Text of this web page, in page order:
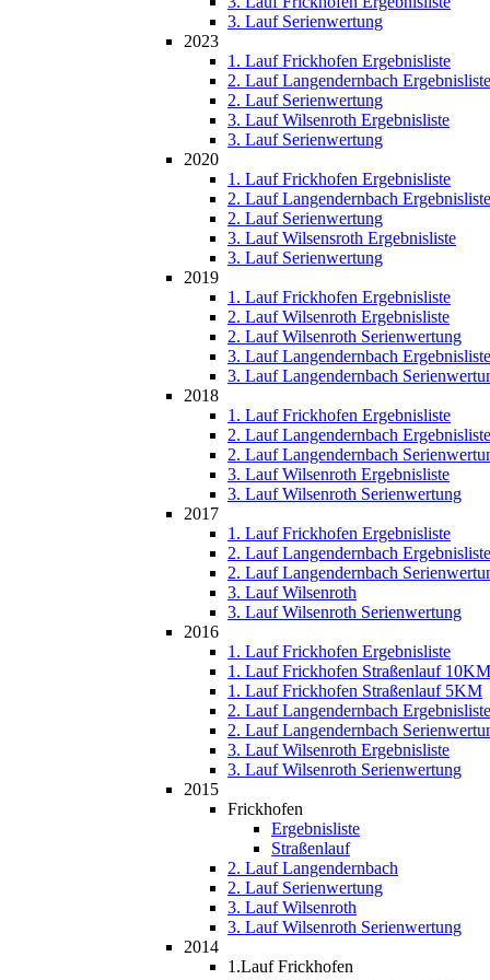
3. Lauf Serienwertung
2023
1. Lauf Frickhofen Ergebnisliste
2. Lauf Langendernbach Ergebnisliste
2. Lauf Serienwertung
3. Lauf Wilsenroth Ergebnisliste
3. Lauf Serienwertung
2020
1. Lauf Frickhofen Ergebnisliste
2. Lauf Langendernbach Ergebnisliste
2. Lauf Serienwertung
3. Lauf Wilsensroth Ergebnisliste
3. Lauf Serienwertung
2019
1. Lauf Frickhofen Ergebnisliste
2. Lauf Wilsenroth Ergebnisliste
2. Lauf Wilsenroth Serienwertung
3. Lauf Langendernbach Ergebnisliste
3. Lauf Langendernbach
2018
1. Lauf Frickhofen Ergebnisliste
2. Lauf Langendernbach Ergebnisliste
2. Lauf Langendernbach
3. Lauf Wilsenroth Ergebnisliste
3. Lauf Wilsenroth Serienwertung
2017
1. Lauf Frickhofen Ergebnisliste
2. Lauf Langendernbach Ergebnisliste
2. Lauf Langendernbach
3. Lauf Wilsenroth
3. Lauf Wilsenroth Serienwertung
2016
1. Lauf Frickhofen Ergebnisliste
1. Lauf Frickhofen Straßenlauf 10KM
1. Lauf Frickhofen Straßenlauf 5KM
2. Lauf Langendernbach Ergebnisliste
2. Lauf Langendernbach
3. Lauf Wilsenroth Ergebnisliste
3. Lauf Wilsenroth Serienwertung
2015
Frickhofen
Ergebnisliste
Straßenlauf
2. Lauf Langendernbach
2. Lauf Serienwertung
3. Lauf Wilsenroth
3. Lauf Wilsenroth Serienwertung
2014
1.Lauf Frickhofen